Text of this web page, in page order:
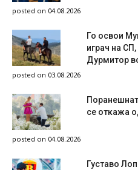
posted on 04.08.2026
Го освои
играч на
Дурмитор
posted on 03.08.2026
се откажа
posted on 04.08.2026
Густаво